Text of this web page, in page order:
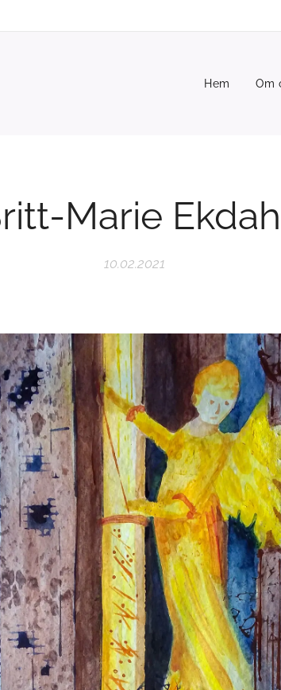
Hem Om
Marie
10.02.2021